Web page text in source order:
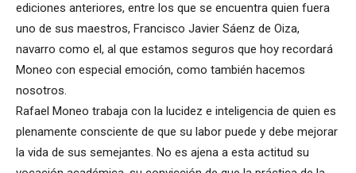
ediciones anteriores, entre los que se encuentra quien fuera
uno de sus maestros, Francisco Javier Sáenz de Oiza,
navarro como el, al que estamos seguros que hoy recordará
Moneo con especial emoción, como también hacemos
nosotros.
Rafael Moneo trabaja con la lucidez e inteligencia de quien es
plenamente consciente de que su labor puede y debe mejorar
la vida de sus semejantes. No es ajena a esta actitud su